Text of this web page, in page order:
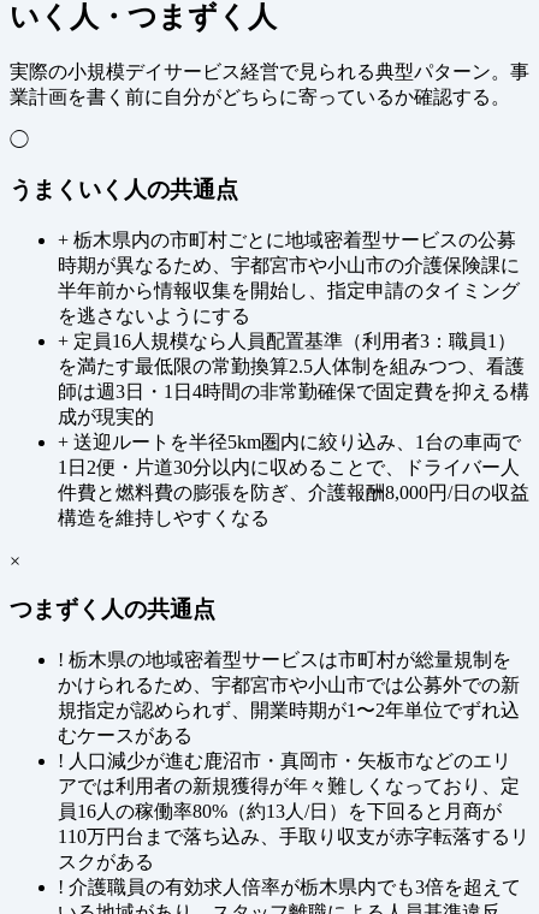
いく人・つまずく人
実際の小規模デイサービス経営で見られる典型パターン。事
業計画を書く前に自分がどちらに寄っているか確認する。
◯
うまくいく人の共通点
+ 栃木県内の市町村ごとに地域密着型サービスの公募
時期が異なるため、宇都宮市や小山市の介護保険課に
半年前から情報収集を開始し、指定申請のタイミング
を逃さないようにする
+ 定員16人規模なら人員配置基準（利用者3：職員1）
を満たす最低限の常勤換算2.5人体制を組みつつ、看護
師は週3日・1日4時間の非常勤確保で固定費を抑える構
成が現実的
+ 送迎ルートを半径5km圏内に絞り込み、1台の車両で
1日2便・片道30分以内に収めることで、ドライバー人
件費と燃料費の膨張を防ぎ、介護報酬8,000円/日の収益
構造を維持しやすくなる
×
つまずく人の共通点
! 栃木県の地域密着型サービスは市町村が総量規制を
かけられるため、宇都宮市や小山市では公募外での新
規指定が認められず、開業時期が1〜2年単位でずれ込
むケースがある
! 人口減少が進む鹿沼市・真岡市・矢板市などのエリ
アでは利用者の新規獲得が年々難しくなっており、定
員16人の稼働率80%（約13人/日）を下回ると月商が
110万円台まで落ち込み、手取り収支が赤字転落するリ
スクがある
! 介護職員の有効求人倍率が栃木県内でも3倍を超えて